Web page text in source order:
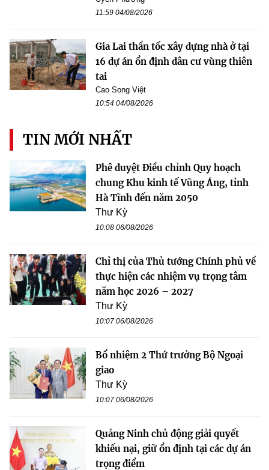
11:59 04/08/2026
Gia Lai thần tốc xây dựng nhà ở tại
16 dự án ổn định dân cư vùng thiên
tai
Cao Song Việt
10:54 04/08/2026
TIN MỚI NHẤT
Phê duyệt Điều chỉnh Quy hoạch
chung Khu kinh tế Vũng Áng, tỉnh
Hà Tĩnh đến năm 2050
Thư Kỳ
10:08 06/08/2026
Chỉ thị của Thủ tướng Chính phủ về
thực hiện các nhiệm vụ trọng tâm
năm học 2026 – 2027
Thư Kỳ
10:07 06/08/2026
Bổ nhiệm 2 Thứ trưởng Bộ Ngoại
giao
Thư Kỳ
10:07 06/08/2026
Quảng Ninh chủ động giải quyết
khiếu nại, giữ ổn định tại các dự án
trọng điểm